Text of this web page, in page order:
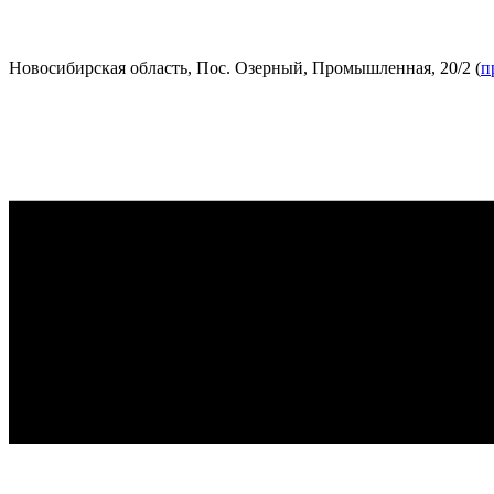
Новосибирская область, Пос. Озерный, Промышленная, 20/2 (